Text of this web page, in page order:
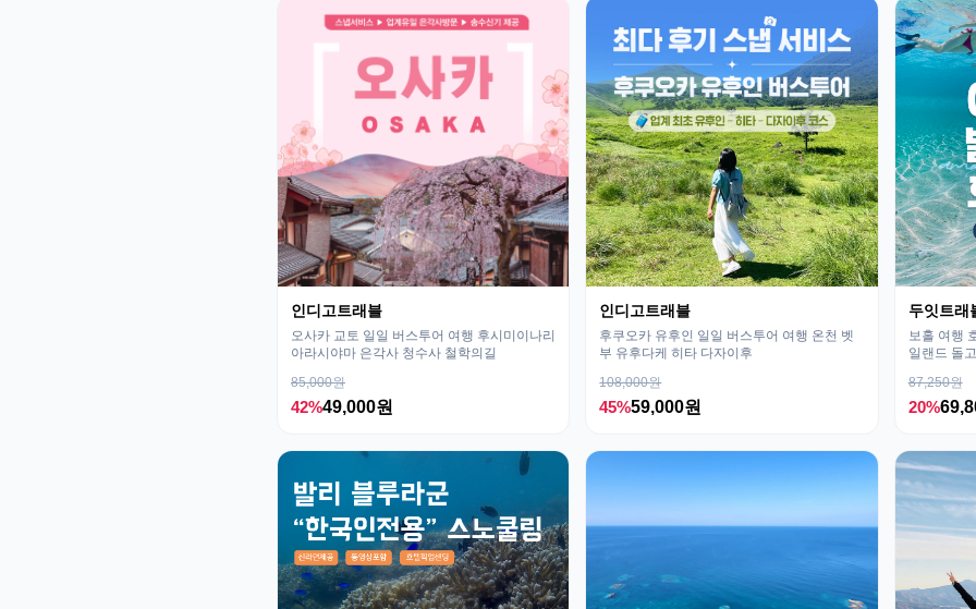
인디고트래블
오사카 교토 일일 버스투어 여행 후시미이나리
아라시야마 은각사 청수사 철학의길
85,000원
42%49,000원
인디고트래블
후쿠오카 유후인 일일 버스투어 여행 온천 벳
부 유후다케 히타 다자이후
108,000원
45%59,000원
두잇트래
보홀 여행
일랜드 돌
87,250원
20%